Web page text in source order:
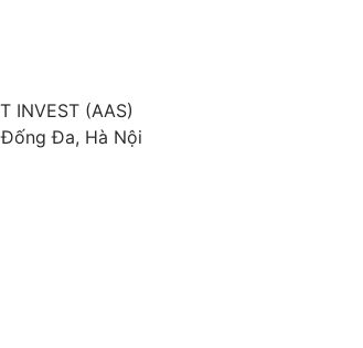
INVEST (AAS)
Đa, Hà Nội